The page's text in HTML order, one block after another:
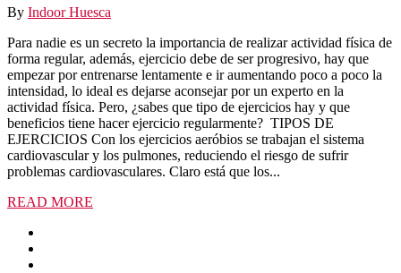
By Indoor Huesca
Para nadie es un secreto la importancia de realizar actividad física de
forma regular, además, ejercicio debe de ser progresivo, hay que
empezar por entrenarse lentamente e ir aumentando poco a poco la
intensidad, lo ideal es dejarse aconsejar por un experto en la
actividad física. Pero, ¿sabes que tipo de ejercicios hay y que
beneficios tiene hacer ejercicio regularmente? TIPOS DE
EJERCICIOS Con los ejercicios aeróbios se trabajan el sistema
cardiovascular y los pulmones, reduciendo el riesgo de sufrir
problemas cardiovasculares. Claro está que los...
READ MORE